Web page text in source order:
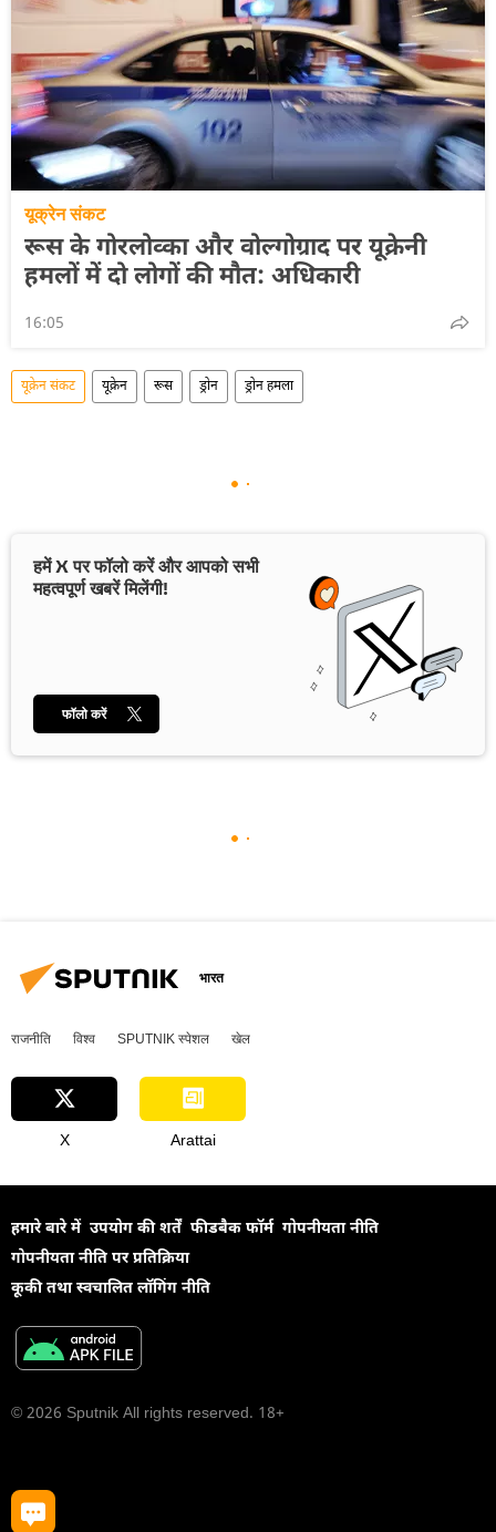
यूक्रेन संकट
रूस के गोरलोव्का और वोल्गोग्राद पर यूक्रेनी
हमलों में दो लोगों की मौत: अधिकारी
16:05
यूक्रेन संकट यूक्रेन रूस ड्रोन ड्रोन हमला
हमें X पर फॉलो करें और आपको सभी
महत्वपूर्ण खबरें मिलेंगी!
फॉलो करें
भारत
राजनीति विश्व SPUTNIK स्पेशल खेल
X Arattai
हमारे बारे में उपयोग की शर्तें फीडबैक फॉर्म गोपनीयता नीति
गोपनीयता नीति पर प्रतिक्रिया
कूकी तथा स्वचालित लॉगिंग नीति
© 2026 Sputnik All rights reserved. 18+